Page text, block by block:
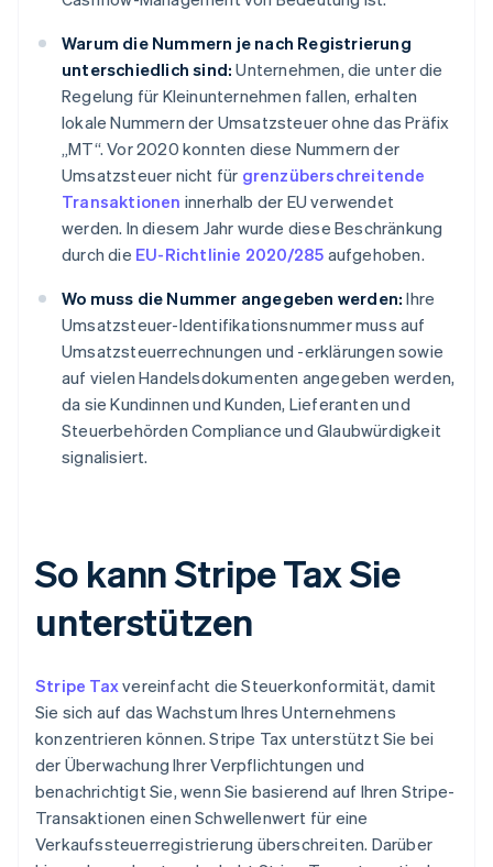
Warum die Nummern je nach Registrierung
unterschiedlich sind: Unternehmen, die unter die
Regelung für Kleinunternehmen fallen, erhalten
lokale Nummern der Umsatzsteuer ohne das Präfix
„MT“. Vor 2020 konnten diese Nummern der
Umsatzsteuer nicht für grenzüberschreitende
Transaktionen innerhalb der EU verwendet
werden. In diesem Jahr wurde diese Beschränkung
durch die EU-Richtlinie 2020/285 aufgehoben.
Wo muss die Nummer angegeben werden: Ihre
Umsatzsteuer-Identifikationsnummer muss auf
Umsatzsteuerrechnungen und -erklärungen sowie
auf vielen Handelsdokumenten angegeben werden,
da sie Kundinnen und Kunden, Lieferanten und
Steuerbehörden Compliance und Glaubwürdigkeit
signalisiert.
So kann Stripe Tax Sie
unterstützen
Stripe Taxvereinfacht die Steuerkonformität, damit
Sie sich auf das Wachstum Ihres Unternehmens
konzentrieren können. Stripe Tax unterstützt Sie bei
der Überwachung Ihrer Verpflichtungen und
benachrichtigt Sie, wenn Sie basierend auf Ihren Stripe-
Transaktionen einen Schwellenwert für eine
Verkaufssteuerregistrierung überschreiten. Darüber